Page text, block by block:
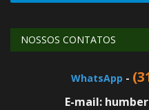
NOSSOS CONTATOS
WhatsApp -
E-mail: